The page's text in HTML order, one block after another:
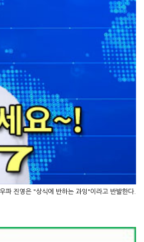
파 진영은 "상식에 반하는 과잉"이라고 반발한다.